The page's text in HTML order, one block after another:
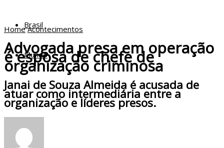
Brasil
Mundo
Home Acontecimentos
Advogada presa em operação
é esposa de chefe de
organização criminosa
Janai de Souza Almeida é acusada de
atuar como intermediária entre a
organização e líderes presos.